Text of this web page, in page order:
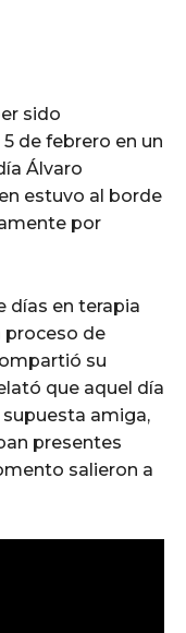
sido
de febrero en un
Álvaro
estuvo al borde
por
días en terapia
proceso de
su
que aquel día
amiga,
presentes
salieron a